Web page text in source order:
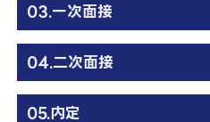
03.一次面接
04.二次面接
05.内定